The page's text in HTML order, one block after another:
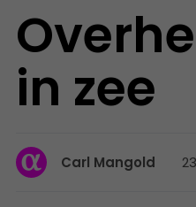
in zee
Carl Mangold